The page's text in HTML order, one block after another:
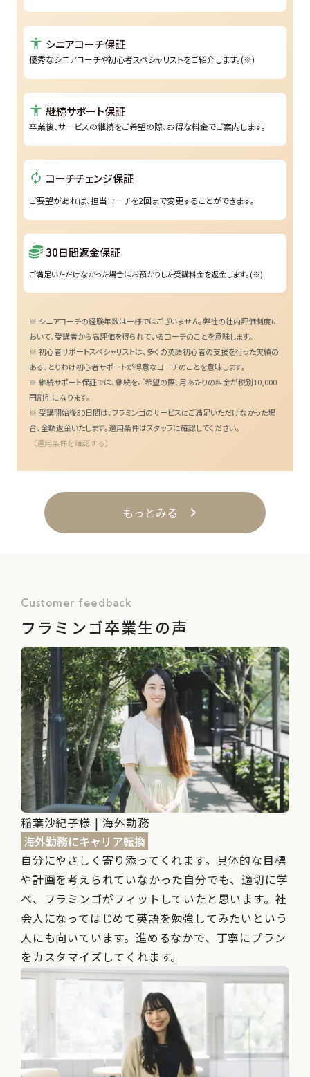
accessibility シニアコーチ保証
優秀なシニアコーチや初心者スペシャリストをご紹介します。(※)
accessibility 継続サポート保証
卒業後、サービスの継続をご希望の際、お得な料金でご案内します。
autorenew コーチチェンジ保証
ご要望があれば、担当コーチを2回まで変更することができます。
30日間返金保証
ご満足いただけなかった場合はお預かりした受講料金を返金します。(※)
※ シニアコーチの経験年数は一様ではございません。弊社の社内評価制度に
おいて、受講者から高評価を得られているコーチのことを意味します。
※ 初心者サポートスペシャリストは、多くの英語初心者の支援を行った実績の
ある、とりわけ初心者サポートが得意なコーチのことを意味します。
※ 継続サポート保証では、継続をご希望の際、月あたりの料金が税別10,000
円割引になります。
※ 受講開始後30日間は、フラミンゴのサービスにご満足いただけなかった場
合、全額返金いたします。適用条件はスタッフに確認してください。
（適用条件を確認する）
もっとみる keyboard_arrow_right
Customer feedback
フラミンゴ卒業生の声
稲葉沙紀子様 | 海外勤務
海外勤務にキャリア転換
自分にやさしく寄り添ってくれます。具体的な目標
や計画を考えられていなかった自分でも、適切に学
べ、フラミンゴがフィットしていたと思います。社
会人になってはじめて英語を勉強してみたいという
人にも向いています。進めるなかで、丁寧にプラン
をカスタマイズしてくれます。